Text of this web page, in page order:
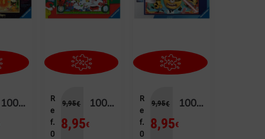
100 EL CUENTO DE CENICIENTA
R
e
f.
0
9,95€
8,95€
100 EL GRINCH
R
e
f.
0
9,95€
8,95€
100 GRU 4: MI VILLANO FAVORITO